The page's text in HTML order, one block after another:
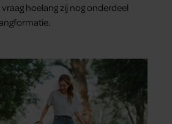
hoelang zij nog onderdeel